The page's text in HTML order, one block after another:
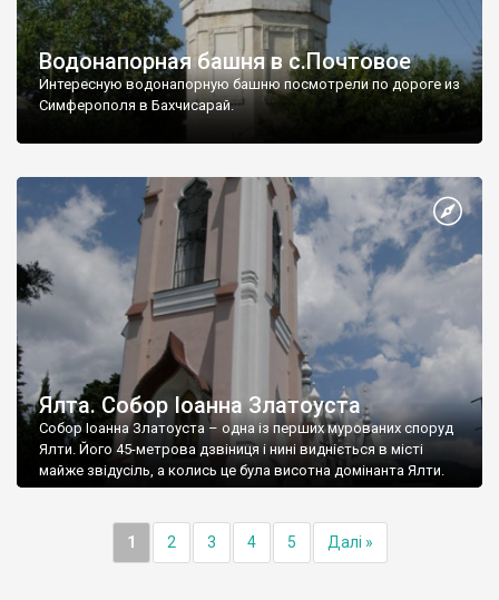
Водонапорная башня в с.Почтовое
Интересную водонапорную башню посмотрели по дороге из
Симферополя в Бахчисарай.
Ялта. Собор Іоанна Златоуста
Собор Іоанна Златоуста – одна із перших мурованих споруд
Ялти. Його 45-метрова дзвіниця і нині видніється в місті
майже звідусіль, а колись це була висотна домінанта Ялти.
1 2 3 4 5 Далі »